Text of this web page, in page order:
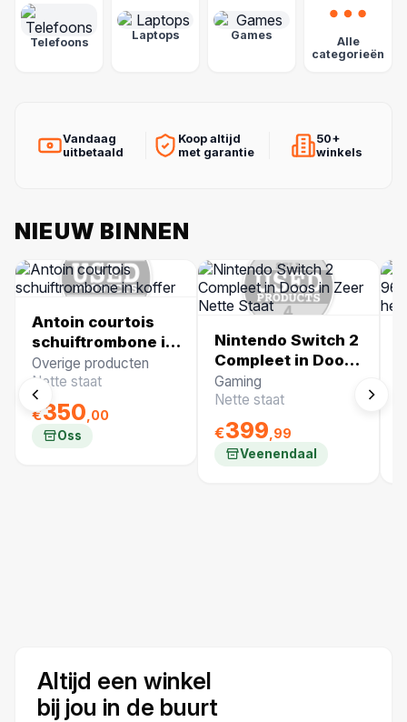
Telefoons
Laptops Games
Alle
categorieën
Vandaag
uitbetaald
Koop altijd
met garantie
50+
winkels
NIEUW BINNEN
Antoin courtois
schuiftrombone in
koffer
Overige producten
Nette staat
€350 ,00
Oss
Nintendo Switch 2
Compleet in Doos
in Zeer Nette
Staat
Gaming
Nette staat
€399 ,99
Veenendaal
Altijd een winkel
bij jou in de buurt